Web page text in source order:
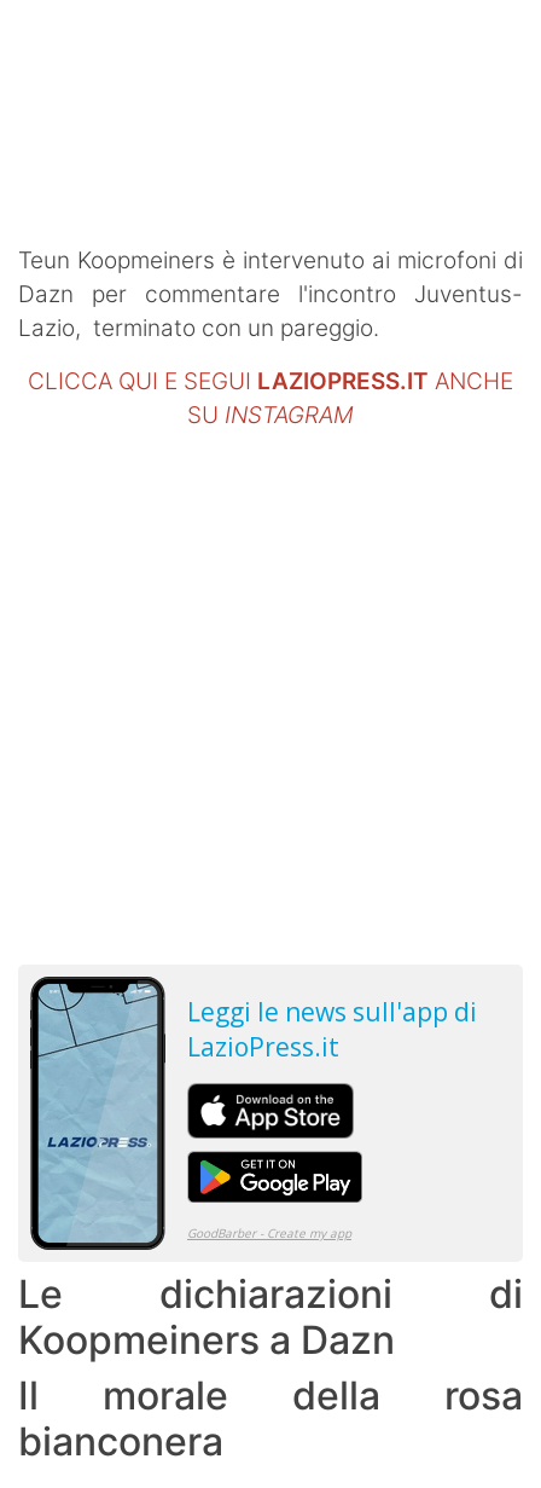
Teun Koopmeiners è intervenuto ai microfoni di
Dazn per commentare l'incontro Juventus-
Lazio, terminato con un pareggio.
CLICCA QUI E SEGUI LAZIOPRESS.IT ANCHE
SU INSTAGRAM
Le dichiarazioni di
Koopmeiners a Dazn
Il morale della rosa
bianconera